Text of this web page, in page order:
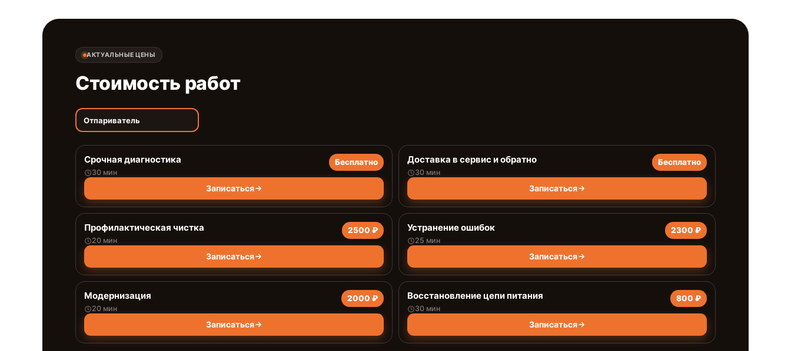
АКТУАЛЬНЫЕ ЦЕНЫ
Стоимость работ
Отпариватель
Срочная диагностика
30 мин
Бесплатно
Записаться
Доставка в сервис и обратно
30 мин
Бесплатно
Записаться
Профилактическая чистка
20 мин
2500 ₽
Записаться
Устранение ошибок
25 мин
2300 ₽
Записаться
Модернизация
20 мин
2000 ₽
Записаться
Восстановление цепи питания
30 мин
800 ₽
Записаться